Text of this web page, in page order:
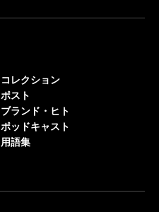
コレクション
ポスト
ブランド・ヒト
ポッドキャスト
用語集